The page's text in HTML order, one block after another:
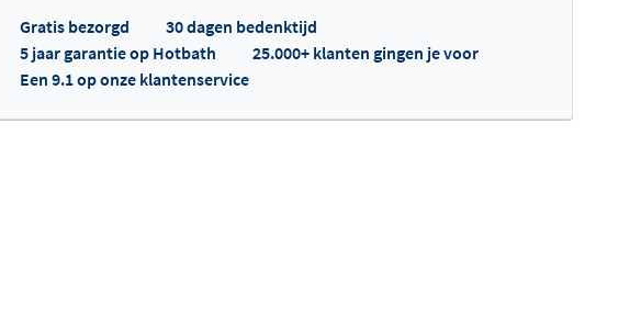
Gratis bezorgd
30 dagen bedenktijd
5 jaar garantie op Hotbath
25.000+ klanten gingen je voor
Een 9.1 op onze klantenservice